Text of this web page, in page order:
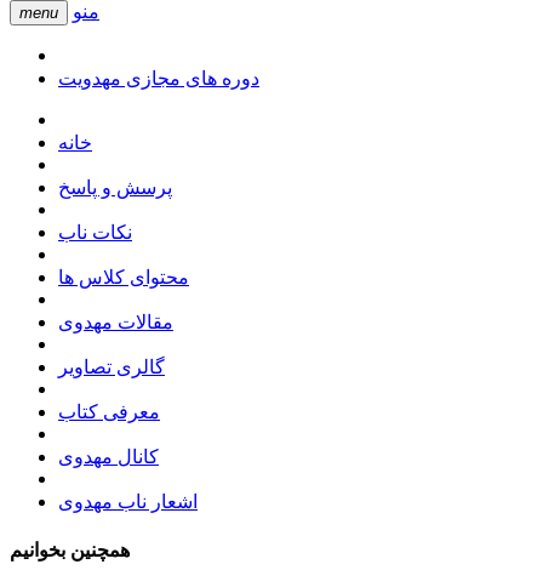
menu منو
دوره های مجازی مهدویت
خانه
پرسش و پاسخ
نکات ناب
محتوای کلاس ها
مقالات مهدوی
گالری تصاویر
معرفی کتاب
کانال مهدوی
اشعار ناب مهدوی
همچنین بخوانیم